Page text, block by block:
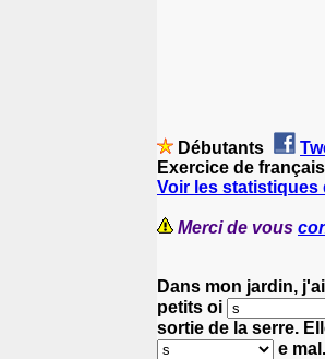
Débutants
Exercice de
Voir les statistiques
Merci de vous
Dans mon jardin,
petits oi
sortie de la serre.
e mal.